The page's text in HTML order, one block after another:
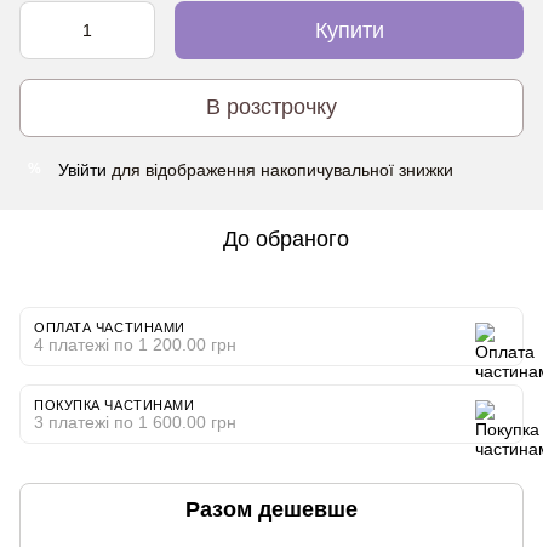
Купити
В розстрочку
Увійти для відображення накопичувальної знижки
До обраного
ОПЛАТА ЧАСТИНАМИ
4 платежі по 1 200.00 грн
ПОКУПКА ЧАСТИНАМИ
3 платежі по 1 600.00 грн
Разом дешевше